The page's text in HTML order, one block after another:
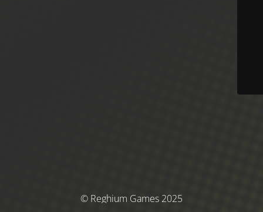
© Reghium Games 2025